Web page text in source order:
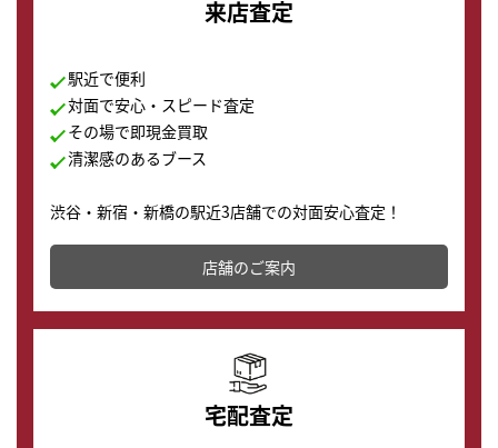
来店査定
駅近で便利
対面で安心・スピード査定
その場で即現金買取
清潔感のあるブース
渋谷・新宿・新橋の駅近3店舗での対面安心査定！
その場で現金買取致します。渋谷本店では、時計販売の
店舗を併設しており、下取りに出してお得に新しい時計
の購入もできます♪
店舗のご案内
宅配査定